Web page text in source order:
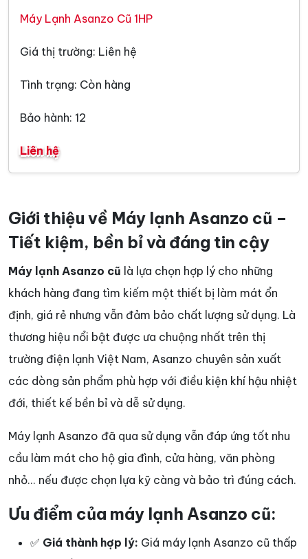
Máy Lạnh Asanzo Cũ 1HP
Giá thị trường: Liên hệ
Tình trạng: Còn hàng
Bảo hành: 12
Liên hệ
Giới thiệu về Máy lạnh Asanzo cũ –
Tiết kiệm, bền bỉ và đáng tin cậy
Máy lạnh Asanzo cũ là lựa chọn hợp lý cho những
khách hàng đang tìm kiếm một thiết bị làm mát ổn
định, giá rẻ nhưng vẫn đảm bảo chất lượng sử dụng. Là
thương hiệu nổi bật được ưa chuộng nhất trên thị
trường điện lạnh Việt Nam, Asanzo chuyên sản xuất
các dòng sản phẩm phù hợp với điều kiện khí hậu nhiệt
đới, thiết kế bền bỉ và dễ sử dụng.
Máy lạnh Asanzo đã qua sử dụng vẫn đáp ứng tốt nhu
cầu làm mát cho hộ gia đình, cửa hàng, văn phòng
nhỏ... nếu được chọn lựa kỹ càng và bảo trì đúng cách.
Ưu điểm của máy lạnh Asanzo cũ:
✅ Giá thành hợp lý: Giá máy lạnh Asanzo cũ thấp